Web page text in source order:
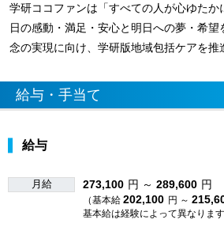
学研ココファンは「すべての人が心ゆたか
日の感動・満足・安心と明日への夢・希
念の実現に向け、学研版地域包括ケアを推
給与・手当て
給与
月給 273,100 円 ～ 289,600 円
（基本給 202,100 円 ～
基本給は経験によって異なります